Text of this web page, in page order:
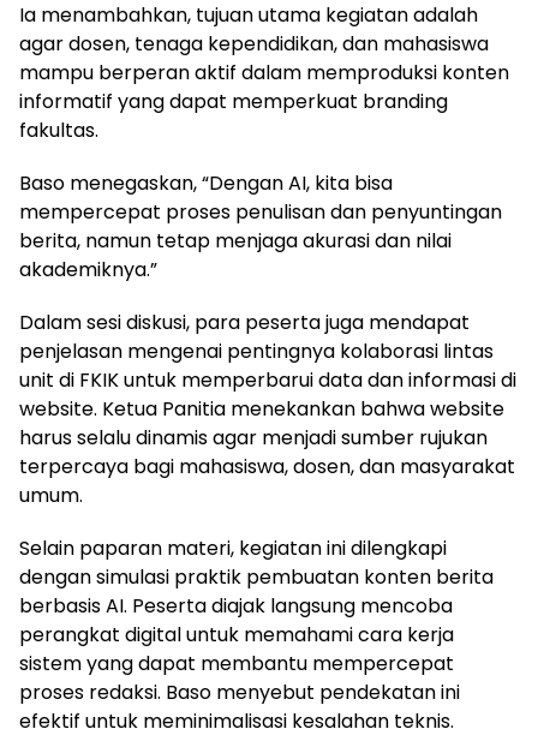
Ia menambahkan, tujuan utama kegiatan adalah
agar dosen, tenaga kependidikan, dan mahasiswa
mampu berperan aktif dalam memproduksi konten
informatif yang dapat memperkuat branding
fakultas.
Baso menegaskan, “Dengan AI, kita bisa
mempercepat proses penulisan dan penyuntingan
berita, namun tetap menjaga akurasi dan nilai
akademiknya.”
Dalam sesi diskusi, para peserta juga mendapat
penjelasan mengenai pentingnya kolaborasi lintas
unit di FKIK untuk memperbarui data dan informasi di
website. Ketua Panitia menekankan bahwa website
harus selalu dinamis agar menjadi sumber rujukan
terpercaya bagi mahasiswa, dosen, dan masyarakat
umum.
Selain paparan materi, kegiatan ini dilengkapi
dengan simulasi praktik pembuatan konten berita
berbasis AI. Peserta diajak langsung mencoba
perangkat digital untuk memahami cara kerja
sistem yang dapat membantu mempercepat
proses redaksi. Baso menyebut pendekatan ini
efektif untuk meminimalisasi kesalahan teknis.